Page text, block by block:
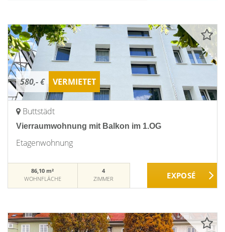
580,- € VERMIETET
Buttstädt
Vierraumwohnung mit Balkon im 1.OG
Etagenwohnung
86,10 m²
WOHNFLÄCHE
4
ZIMMER